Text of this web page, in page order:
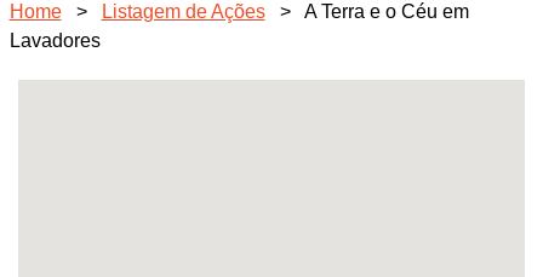
Home > Listagem de Ações >
A Terra e o Céu em
Lavadores